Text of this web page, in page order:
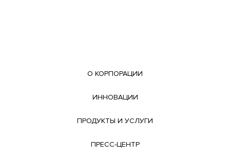
О КОРПОРАЦИИ
ИННОВАЦИИ
ПРОДУКТЫ И УСЛУГИ
ПРЕСС-ЦЕНТР